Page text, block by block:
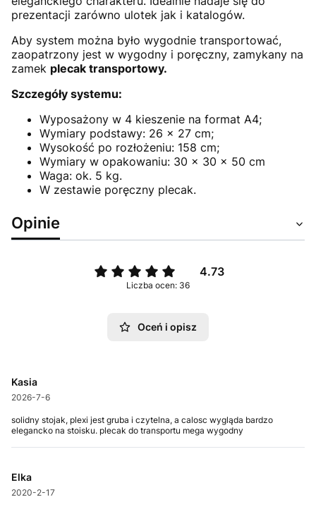
prezentacji zarówno ulotek jak i katalogów.
Aby system można było wygodnie transportować,
zaopatrzony jest w wygodny i poręczny, zamykany na
zamek plecak transportowy.
Szczegóły systemu:
Wyposażony w 4 kieszenie na format A4;
Wymiary podstawy: 26 x 27 cm;
Wysokość po rozłożeniu: 158 cm;
Wymiary w opakowaniu: 30 x 30 x 50 cm
Waga: ok. 5 kg.
W zestawie poręczny plecak.
Opinie
4.73
Liczba ocen: 36
Oceń i opisz
Kasia
2026-7-6
solidny stojak, plexi jest gruba i czytelna, a calosc wygląda bardzo
elegancko na stoisku. plecak do transportu mega wygodny
Elka
2020-2-17